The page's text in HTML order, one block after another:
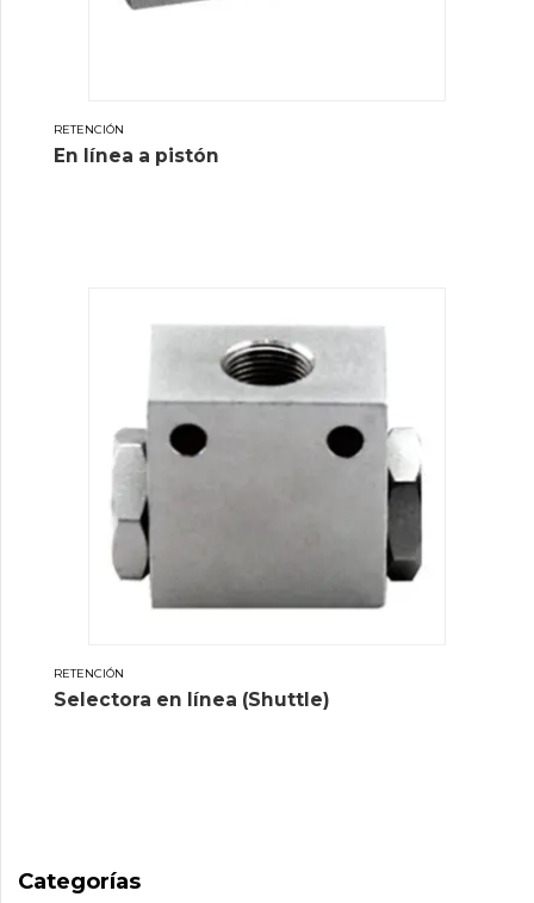
RETENCIÓN
En línea a pistón
RETENCIÓN
Selectora en línea (Shuttle)
Categorías